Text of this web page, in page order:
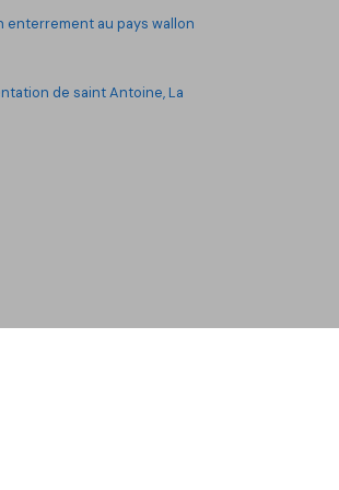
enterrement au pays wallon
de saint Antoine, La
barre de gestion des